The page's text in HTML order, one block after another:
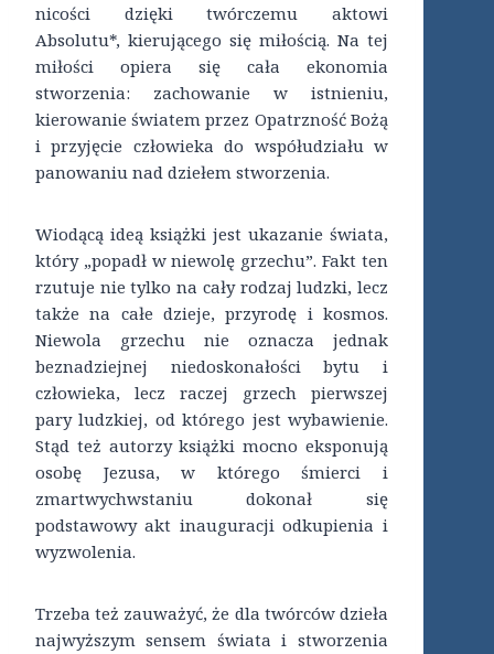
nicości dzięki twórczemu aktowi
Absolutu*, kierującego się miłością. Na tej
miłości opiera się cała ekonomia
stworzenia: zachowanie w istnieniu,
kierowanie światem przez Opatrzność Bożą
i przyjęcie człowieka do współudziału w
panowaniu nad dziełem stworzenia.
Wiodącą ideą książki jest ukazanie świata,
który „popadł w niewolę grzechu”. Fakt ten
rzutuje nie tylko na cały rodzaj ludzki, lecz
także na całe dzieje, przyrodę i kosmos.
Niewola grzechu nie oznacza jednak
beznadziejnej niedoskonałości bytu i
człowieka, lecz raczej grzech pierwszej
pary ludzkiej, od którego jest wybawienie.
Stąd też autorzy książki mocno eksponują
osobę Jezusa, w którego śmierci i
zmartwychwstaniu dokonał się
podstawowy akt inauguracji odkupienia i
wyzwolenia.
Trzeba też zauważyć, że dla twórców dzieła
najwyższym sensem świata i stworzenia